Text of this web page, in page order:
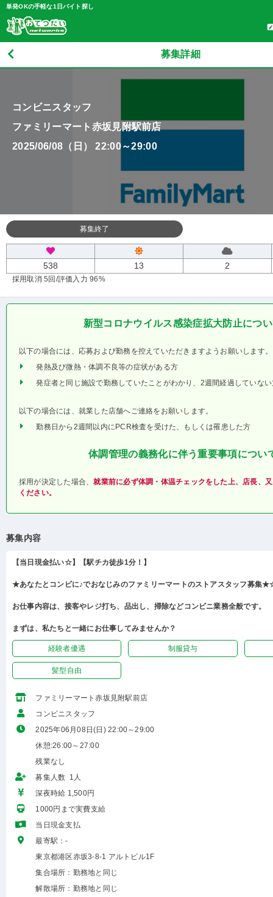
単発OKの手軽な1日バイト探し
募集詳細
コンビニスタッフ
ファミリーマート赤坂見附駅前店
2025/06/08（日） 22:00～29:00
募集終了
538 13 2
採用取消 5回 /評価入力 96%
新型コロナウイルス感染症拡大防止につ
以下の場合には、応募および勤務を控えていただきますようお願いします。
発熱及び微熱・体調不良等の症状がある方
発症者と同じ施設で勤務していたことがわかり、2週間経過していな
以下の場合には、就業した店舗へご連絡をお願いします。
勤務日から2週間以内にPCR検査を受けた、もしくは罹患した方
体調管理の義務化に伴う重要事項につい
採用が決定した場合、就業前に必ず体調・体温チェックをした上、店長、
ください。
募集内容
【当日現金払い☆】【駅チカ徒歩1分！】
★あなたとコンビに♪でおなじみのファミリーマートのストアスタッフ募集
お仕事内容は、接客やレジ打ち、品出し、掃除などコンビニ業務全般です。
まずは、私たちと一緒にお仕事してみませんか？
経験者優遇 制服貸与
髪型自由
ファミリーマート赤坂見附駅前店
コンビニスタッフ
2025年06月08日(日) 22:00～29:00
休憩:26:00～27:00
残業なし
募集人数 1人
深夜時給 1,500円
1000円まで実費支給
当日現金支払
最寄駅：-
東京都港区赤坂3-8-1 アルトビル1F
集合場所：勤務地と同じ
解散場所：勤務地と同じ